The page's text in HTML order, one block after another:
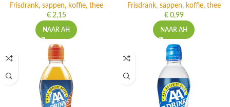
Frisdrank, sappen, koffie, thee
€2,15
NAAR AH
Frisdrank, sappen, koffie, thee
€0,99
NAAR AH